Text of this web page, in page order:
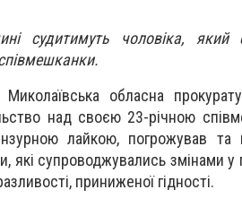
судитимуть чоловіка,
обласна
над своєю 23-річною
лайкою, погрожував та
які супроводжувались змінами
приниженої гідності.